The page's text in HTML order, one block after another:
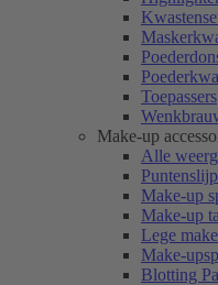
Toepassers
Make-up
Alle
Make-up
Make-up
Lege
Make-
Blotting